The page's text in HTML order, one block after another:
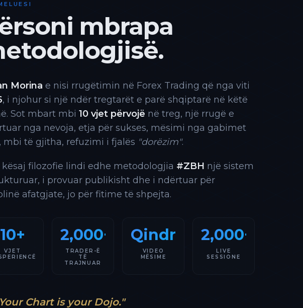
mbrapa
Morina e nisi rrugëtimin në Forex Trading që nga viti
, i njohur si një ndër tregtarët e parë shqiptarë në këtë
Sot mbart mbi 10 vjet përvojë në treg, një rrugë e
nga nevoja, etja për sukses, mësimi nga gabimet
mbi të gjitha, refuzimi i fjalës "dorëzim".
kësaj filozofie lindi edhe metodologjia #ZBH një sistem
i provuar publikisht dhe i ndërtuar për
afatgjate, jo për fitime të shpejta.
10+
VJET
2,000+
TRADER-Ë
TË
TRAJNUAR
Qindra
VIDEO
MËSIME
2,000+
LIVE
SESSIONE
Chart is your Dojo."